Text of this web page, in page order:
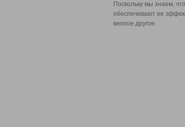
Поскольку мы знаем,
обеспечивают ее
многое другое.